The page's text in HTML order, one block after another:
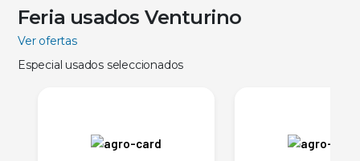
Feria usados Venturino
Ver ofertas
Especial usados seleccionados